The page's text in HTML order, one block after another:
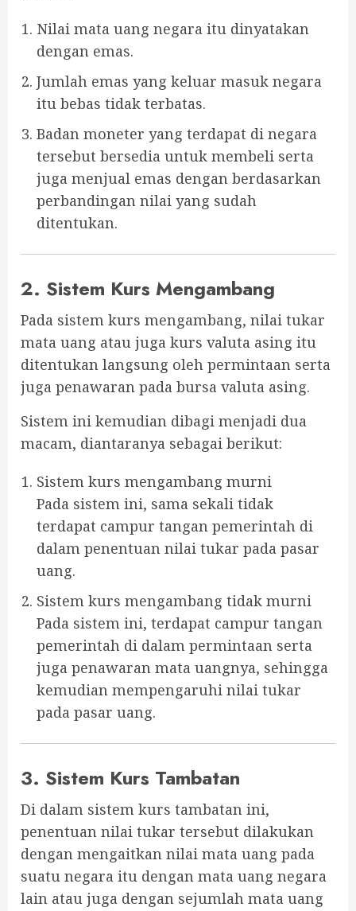
Nilai mata uang negara itu dinyatakan
dengan emas.
Jumlah emas yang keluar masuk negara
itu bebas tidak terbatas.
Badan moneter yang terdapat di negara
tersebut bersedia untuk membeli serta
juga menjual emas dengan berdasarkan
perbandingan nilai yang sudah
ditentukan.
2. Sistem Kurs Mengambang
Pada sistem kurs mengambang, nilai tukar
mata uang atau juga kurs valuta asing itu
ditentukan langsung oleh permintaan serta
juga penawaran pada bursa valuta asing.
Sistem ini kemudian dibagi menjadi dua
macam, diantaranya sebagai berikut:
Sistem kurs mengambang murni
Pada sistem ini, sama sekali tidak
terdapat campur tangan pemerintah di
dalam penentuan nilai tukar pada pasar
uang.
Sistem kurs mengambang tidak murni
Pada sistem ini, terdapat campur tangan
pemerintah di dalam permintaan serta
juga penawaran mata uangnya, sehingga
kemudian mempengaruhi nilai tukar
pada pasar uang.
3. Sistem Kurs Tambatan
Di dalam sistem kurs tambatan ini,
penentuan nilai tukar tersebut dilakukan
dengan mengaitkan nilai mata uang pada
suatu negara itu dengan mata uang negara
lain atau juga dengan sejumlah mata uang